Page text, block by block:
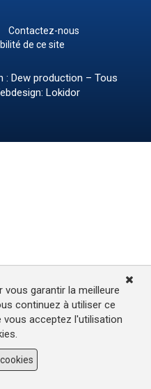
Contactez-nous
de ce site
: Dew production – Tous
Lokidor
garantir la meilleure
continuez à utiliser ce
vous acceptez l'utilisation